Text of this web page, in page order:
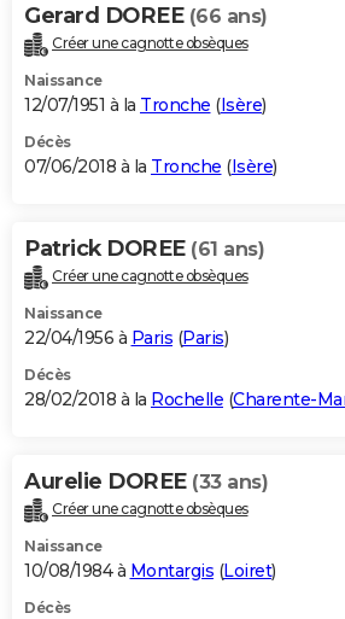
Gerard DOREE (66 ans)
Créer une cagnotte obsèques
Naissance
12/07/1951 à la Tronche (Isère)
Décès
07/06/2018 à la Tronche (Isère)
Patrick DOREE (61 ans)
Créer une cagnotte obsèques
Naissance
22/04/1956 à Paris (Paris)
Décès
28/02/2018 à la Rochelle (Charente-
Aurelie DOREE (33 ans)
Créer une cagnotte obsèques
Naissance
10/08/1984 à Montargis (Loiret)
Décès